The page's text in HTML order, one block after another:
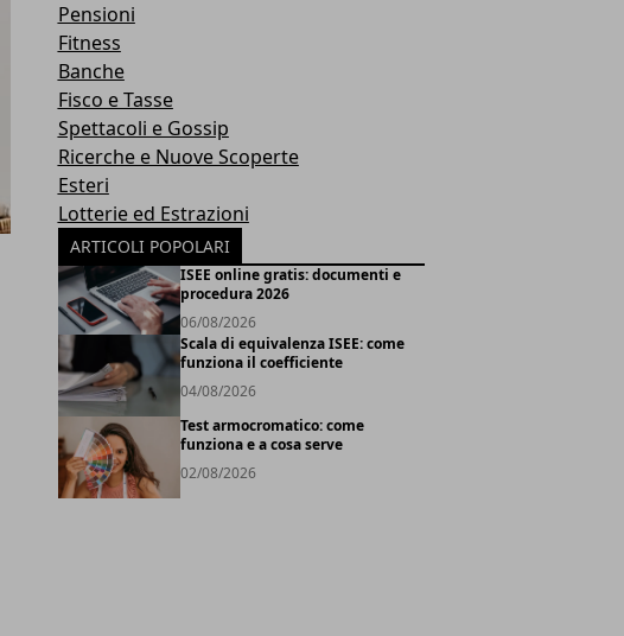
Pensioni
Fitness
Banche
Fisco e Tasse
Spettacoli e Gossip
Ricerche e Nuove Scoperte
Esteri
Lotterie ed Estrazioni
ARTICOLI POPOLARI
ISEE online gratis: documenti e
procedura 2026
06/08/2026
Scala di equivalenza ISEE: come
funziona il coefficiente
04/08/2026
Test armocromatico: come
funziona e a cosa serve
02/08/2026